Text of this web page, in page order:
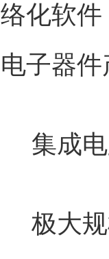
络化软
电子器
集成电
极大规